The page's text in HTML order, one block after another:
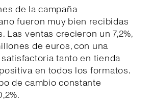
de la campaña
fueron muy bien recibidas
Las ventas crecieron un 7,2%,
de euros, con una
tanto en tienda
en todos los formatos.
de cambio constante